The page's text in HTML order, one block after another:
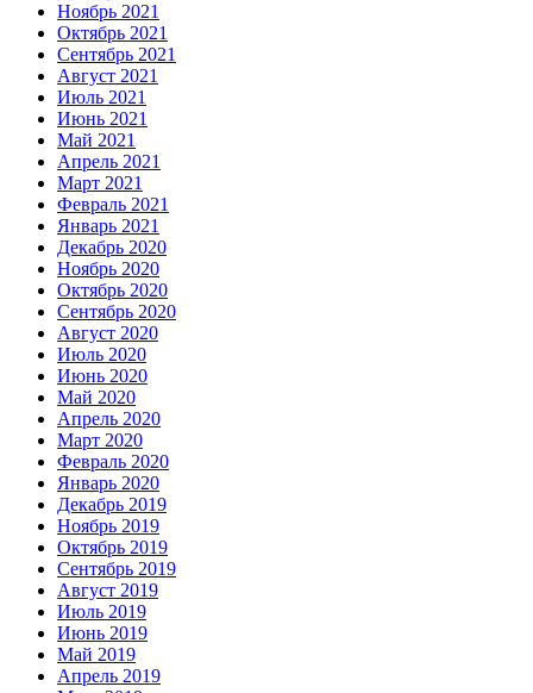
Ноябрь 2021
Октябрь 2021
Сентябрь 2021
Август 2021
Июль 2021
Июнь 2021
Май 2021
Апрель 2021
Март 2021
Февраль 2021
Январь 2021
Декабрь 2020
Ноябрь 2020
Октябрь 2020
Сентябрь 2020
Август 2020
Июль 2020
Июнь 2020
Май 2020
Апрель 2020
Март 2020
Февраль 2020
Январь 2020
Декабрь 2019
Ноябрь 2019
Октябрь 2019
Сентябрь 2019
Август 2019
Июль 2019
Июнь 2019
Май 2019
Апрель 2019